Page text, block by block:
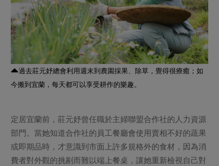
過去莊元妤總會利用週末到農園採果、除草，覺得很療癒；如
今搬到宜蘭，每天都可以享受耕作的樂趣。
定居宜蘭前，莊元妤曾任職於主婦聯盟合作社的人力資源
部門。當她知道合作社的員工餐廳會使用賣相不好的蔬果
或即期品時，才意識到市面上許多規格外的食材，因為消
費者對外觀的挑剔而難以端上餐桌，讓她重新檢視自己對